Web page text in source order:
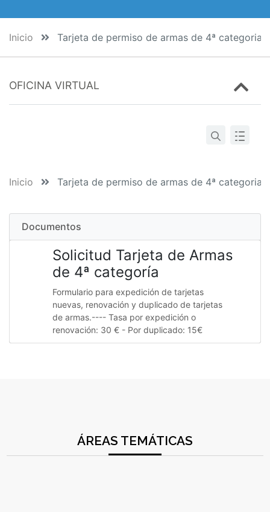
Inicio Tarjeta de permiso de armas de 4ª categoria
OFICINA VIRTUAL
Inicio Tarjeta de permiso de armas de 4ª categoria
Documentos
Solicitud Tarjeta de Armas
de 4ª categoría
Formulario para expedición de tarjetas
nuevas, renovación y duplicado de tarjetas
de armas.---- Tasa por expedición o
renovación: 30 € - Por duplicado: 15€
ÁREAS TEMÁTICAS